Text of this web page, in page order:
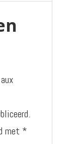
met *